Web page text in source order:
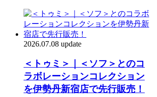
2026.07.08 update
＜トゥミ＞｜＜ソフ＞とのコ
ラボレーションコレクション
を伊勢丹新宿店で先行販売！